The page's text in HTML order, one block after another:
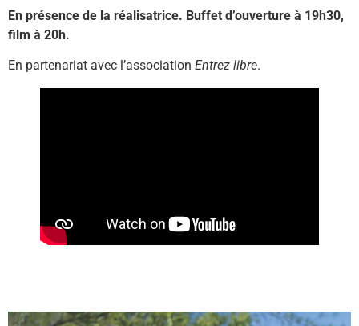
En présence de la réalisatrice. Buffet d’ouverture à 19h30,
film à 20h.
En partenariat avec l’association Entrez libre.